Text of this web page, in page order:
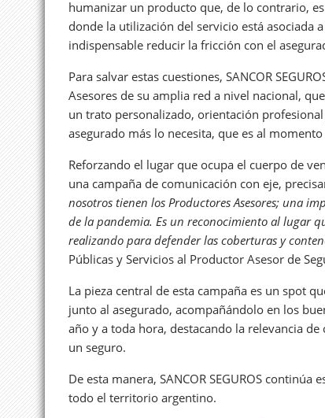
humanizar un producto que, de lo contrario,
donde la utilización del servicio está asociada
indispensable reducir la fricción con el
Para salvar estas cuestiones, SANCOR
Asesores de su amplia red a nivel nacional,
un trato personalizado, orientación
asegurado más lo necesita, que es al
Reforzando el lugar que ocupa el cuerpo de
una campaña de comunicación con eje,
nosotros tienen los Productores Asesores; una
de la pandemia. Es un reconocimiento al lugar
realizando para defender las coberturas y
Públicas y Servicios al Productor Asesor de
La pieza central de esta campaña es un spot
junto al asegurado, acompañándolo en los
año y a toda hora, destacando la relevancia
un seguro.
De esta manera, SANCOR SEGUROS
todo el territorio argentino.